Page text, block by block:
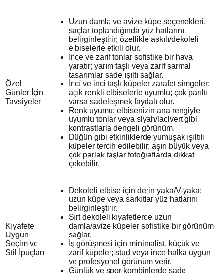
Özel
Günler İçin
Tavsiyeler
Uzun damla ve avize küpe seçenekleri,
saçlar toplandığında yüz hatlarını
belirginleştirir; özellikle askılı/dekoleli
elbiselerle etkili olur.
İnce ve zarif tonlar sofistike bir hava
yaratır; yarım taşlı veya zarif sarmal
tasarımlar sade ışıltı sağlar.
İncí ve inci taşlı küpeler zarafet simgeler;
açık renkli elbiselerle uyumlu; çok parıltı
varsa sadeleşmek faydalı olur.
Renk uyumu: elbisenizin ana rengiyle
uyumlu tonlar veya siyah/lacivert gibi
kontrastlarla dengeli görünüm.
Düğün gibi etkinliklerde yumuşak ışıltılı
küpeler tercih edilebilir; aşırı büyük veya
çok parlak taşlar fotoğraflarda dikkat
çekebilir.
Kıyafete
Uygun
Seçim ve
Stil İpuçları
Dekoleli elbise için derin yaka/V-yaka;
uzun küpe veya sarkıtlar yüz hatlarını
belirginleştirir.
Sırt dekoleli kıyafetlerde uzun
damla/avize küpeler sofistike bir görünüm
sağlar.
İş görüşmesi için minimalist, küçük ve
zarif küpeler; stud veya ince halka uygun
ve profesyonel görünüm verir.
Günlük ve spor kombinlerde sade